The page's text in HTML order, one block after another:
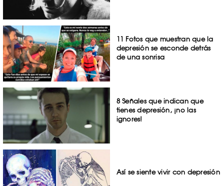
11 Fotos que muestran que la
depresión se esconde detrás
de una sonrisa
8 Señales que indican que
tienes depresión, ¡no las
ignores!
Así se siente vivir con depresión